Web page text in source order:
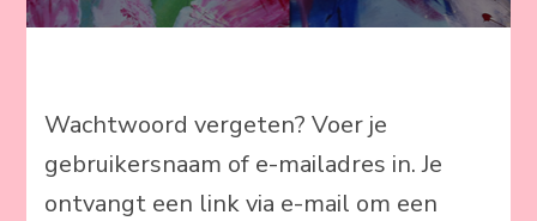
Wachtwoord vergeten? Voer je
gebruikersnaam of e-mailadres in. Je
ontvangt een link via e-mail om een